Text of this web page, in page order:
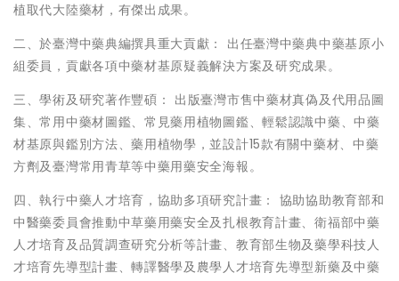
植取代大陸藥材，有傑出成果。
二、於臺灣中藥典編撰具重大貢獻： 出任臺灣中藥典中藥基原小
組委員，貢獻各項中藥材基原疑義解決方案及研究成果。
三、學術及研究著作豐碩： 出版臺灣市售中藥材真偽及代用品圖
集、常用中藥材圖鑑、常見藥用植物圖鑑、輕鬆認識中藥、中藥
材基原與鑑別方法、藥用植物學，並設計15款有關中藥材、中藥
方劑及臺灣常用青草等中藥用藥安全海報。
四、執行中藥人才培育，協助多項研究計畫： 協助協助教育部和
中醫藥委員會推動中草藥用藥安全及扎根教育計畫、衛福部中藥
人才培育及品質調查研究分析等計畫、教育部生物及藥學科技人
才培育先導型計畫、轉譯醫學及農學人才培育先導型新藥及中藥